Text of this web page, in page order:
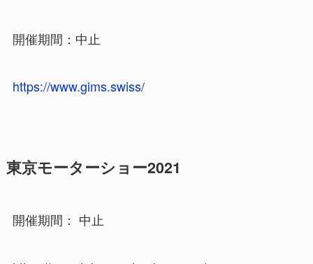
開催期間：中止
https://www.gims.swiss/
東京モーターショー2021
開催期間： 中止